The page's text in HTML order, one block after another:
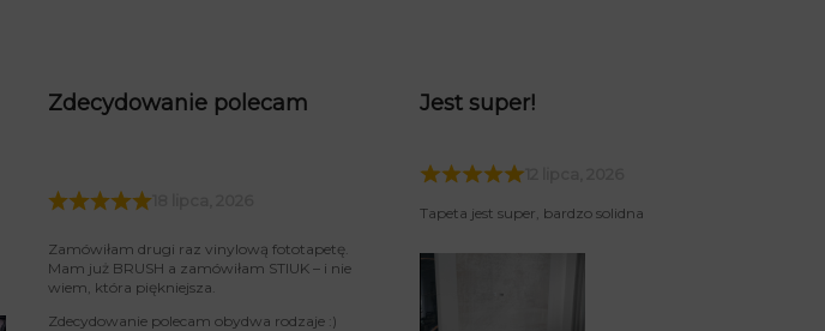
Zdecydowanie polecam
Zamówiłam drugi raz vinylową fototapetę.
Mam już BRUSH a zamówiłam STIUK – i nie
wiem, która piękniejsza.
Zdecydowanie polecam obydwa rodzaje :)
Jest super!
Tapeta jest super, bardzo solidna